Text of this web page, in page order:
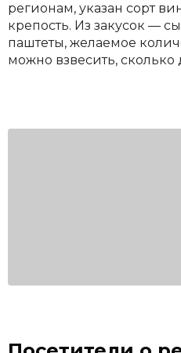
регионам, указан сорт
крепость. Из закусок —
паштеты, желаемое
можно взвесить, сколько